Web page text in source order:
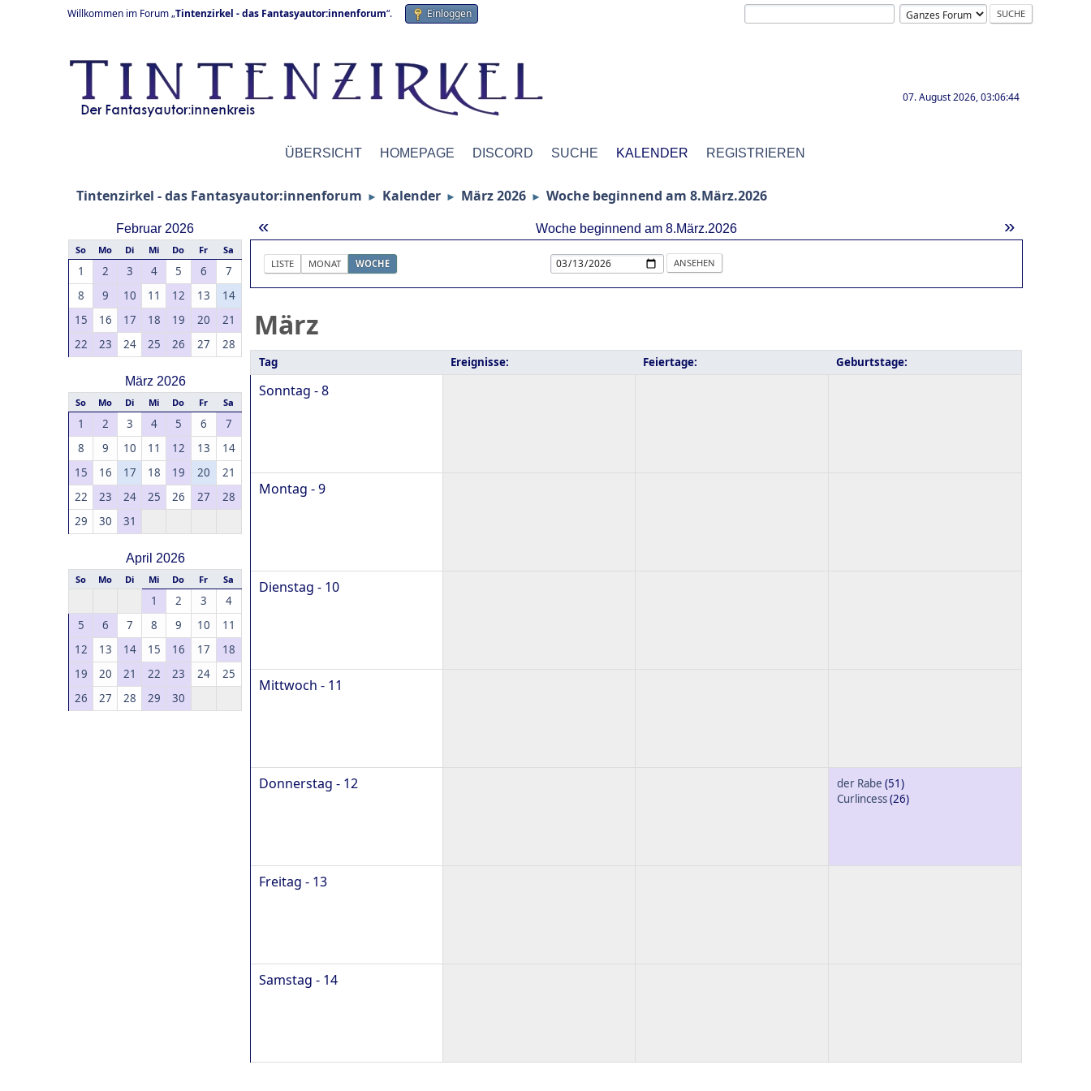
Willkommen im Forum „Tintenzirkel - das Fantasyautor:innenforum“. Einloggen
07. August 2026, 03:06:44
ÜBERSICHT HOMEPAGE DISCORD SUCHE KALENDER REGISTRIEREN
Tintenzirkel - das Fantasyautor:innenforum ► Kalender ► März 2026 ► Woche beginnend am 8.März.2026
Februar 2026
So Mo Di Mi Do Fr Sa
1 2 3 4 5 6
7
8
9 10 11 12 13
14
15
16 17 18 19 20
21
22
23 24 25 26 27 28
März 2026
So Mo Di Mi Do Fr Sa
1 2 3 4 5 6
7
8
9 10 11 12 13
14
15
16 17 18 19 20
21
22
23 24 25 26 27
28
29
30 31
April 2026
So Mo Di Mi Do Fr Sa
1 2 3
4
5
6 7 8 9 10
11
12
13 14 15 16 17
18
19
20 21 22 23 24
25
26
27 28 29 30
« »
Woche beginnend am 8.März.2026
LISTE MONAT WOCHE
März
Tag Ereignisse: Feiertage: Geburtstage:
Sonntag - 8
Montag - 9
Dienstag - 10
Mittwoch - 11
Donnerstag - 12 der Rabe (51)
Curlincess(26)
Freitag - 13
Samstag - 14